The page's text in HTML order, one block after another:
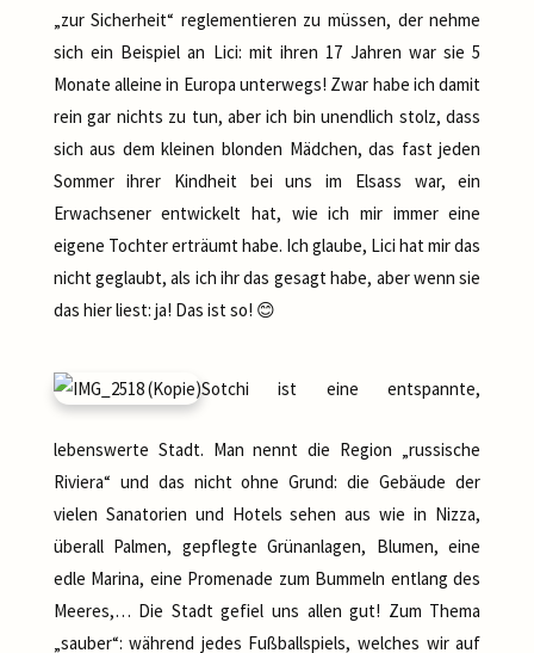
„zur Sicherheit“ reglementieren zu müssen, der nehme
sich ein Beispiel an Lici: mit ihren 17 Jahren war sie 5
Monate alleine in Europa unterwegs! Zwar habe ich damit
rein gar nichts zu tun, aber ich bin unendlich stolz, dass
sich aus dem kleinen blonden Mädchen, das fast jeden
Sommer ihrer Kindheit bei uns im Elsass war, ein
Erwachsener entwickelt hat, wie ich mir immer eine
eigene Tochter erträumt habe. Ich glaube, Lici hat mir das
nicht geglaubt, als ich ihr das gesagt habe, aber wenn sie
das hier liest: ja! Das ist so! 😊
Sotchi ist eine entspannte,
lebenswerte Stadt. Man nennt die Region „russische
Riviera“ und das nicht ohne Grund: die Gebäude der
vielen Sanatorien und Hotels sehen aus wie in Nizza,
überall Palmen, gepflegte Grünanlagen, Blumen, eine
edle Marina, eine Promenade zum Bummeln entlang des
Meeres,… Die Stadt gefiel uns allen gut! Zum Thema
„sauber“: während jedes Fußballspiels, welches wir auf